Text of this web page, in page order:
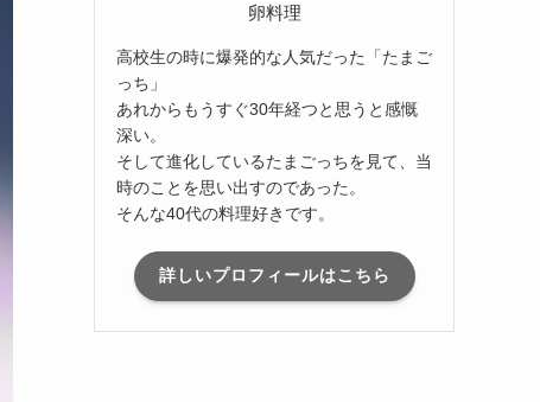
卵料理
高校生の時に爆発的な人気だった「たまご
っち」
あれからもうすぐ30年経つと思うと感慨
深い。
そして進化しているたまごっちを見て、当
時のことを思い出すのであった。
そんな40代の料理好きです。
詳しいプロフィールはこちら